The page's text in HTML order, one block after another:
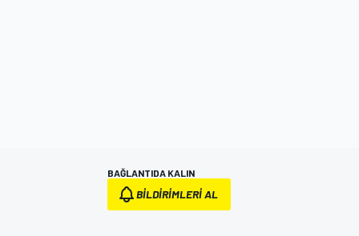
BAĞLANTIDA KALIN
BILDIRIMLERI AL